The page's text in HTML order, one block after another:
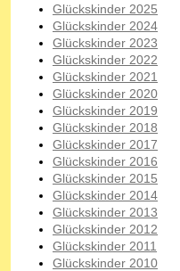
Glückskinder 2025
Glückskinder 2024
Glückskinder 2023
Glückskinder 2022
Glückskinder 2021
Glückskinder 2020
Glückskinder 2019
Glückskinder 2018
Glückskinder 2017
Glückskinder 2016
Glückskinder 2015
Glückskinder 2014
Glückskinder 2013
Glückskinder 2012
Glückskinder 2011
Glückskinder 2010